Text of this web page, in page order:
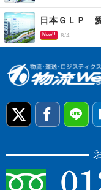
New!! 8/4